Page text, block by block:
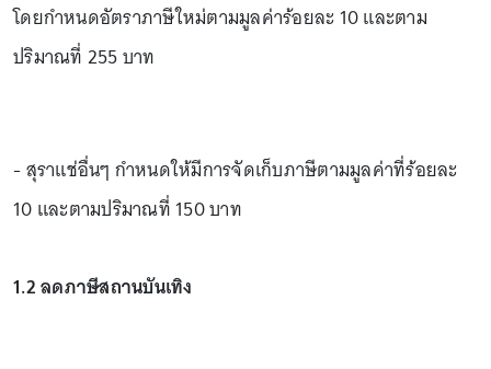
โดยกำหนดอัตราภาษีใหม่ตามมูลค่าร้อยละ 10 และตาม
ปริมาณที่ 255 บาท
- สุราแช่อื่นๆ กำหนดให้มีการจัดเก็บภาษีตามมูลค่าที่ร้อยละ
10 และตามปริมาณที่ 150 บาท
1.2 ลดภาษีสถานบันเทิง